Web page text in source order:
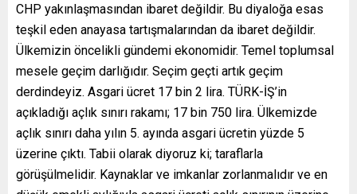
CHP yakınlaşmasından ibaret değildir. Bu diyaloğa esas
teşkil eden anayasa tartışmalarından da ibaret değildir.
Ülkemizin öncelikli gündemi ekonomidir. Temel toplumsal
mesele geçim darlığıdır. Seçim geçti artık geçim
derdindeyiz. Asgari ücret 17 bin 2 lira. TÜRK-İŞ’in
açıkladığı açlık sınırı rakamı; 17 bin 750 lira. Ülkemizde
açlık sınırı daha yılın 5. ayında asgari ücretin yüzde 5
üzerine çıktı. Tabii olarak diyoruz ki; taraflarla
görüşülmelidir. Kaynaklar ve imkanlar zorlanmalıdır ve en